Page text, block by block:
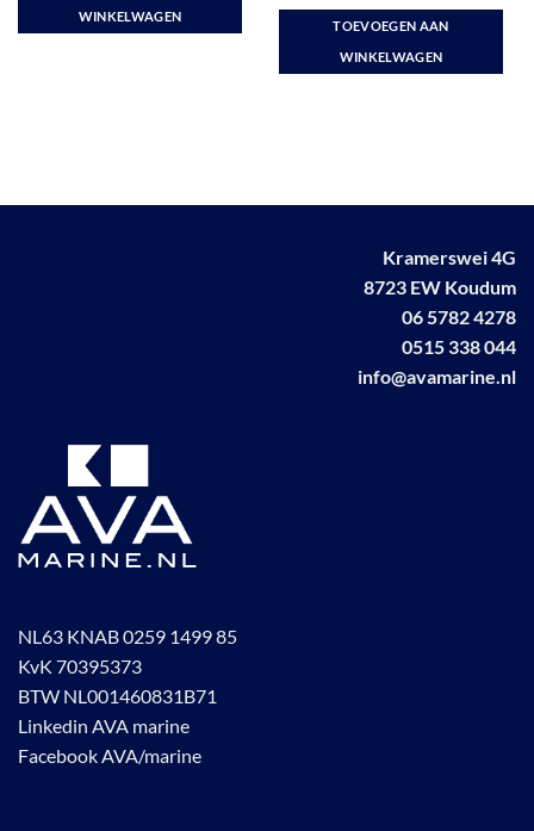
WINKELWAGEN
TOEVOEGEN AAN
WINKELWAGEN
Kramerswei 4G
8723 EW Koudum
06 5782 4278
0515 338 044
info@avamarine.nl
NL63 KNAB 0259 1499 85
KvK 70395373
BTW NL001460831B71
Linkedin AVA marine
Facebook AVA/marine